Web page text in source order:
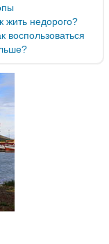
жить недорого?
воспользоваться